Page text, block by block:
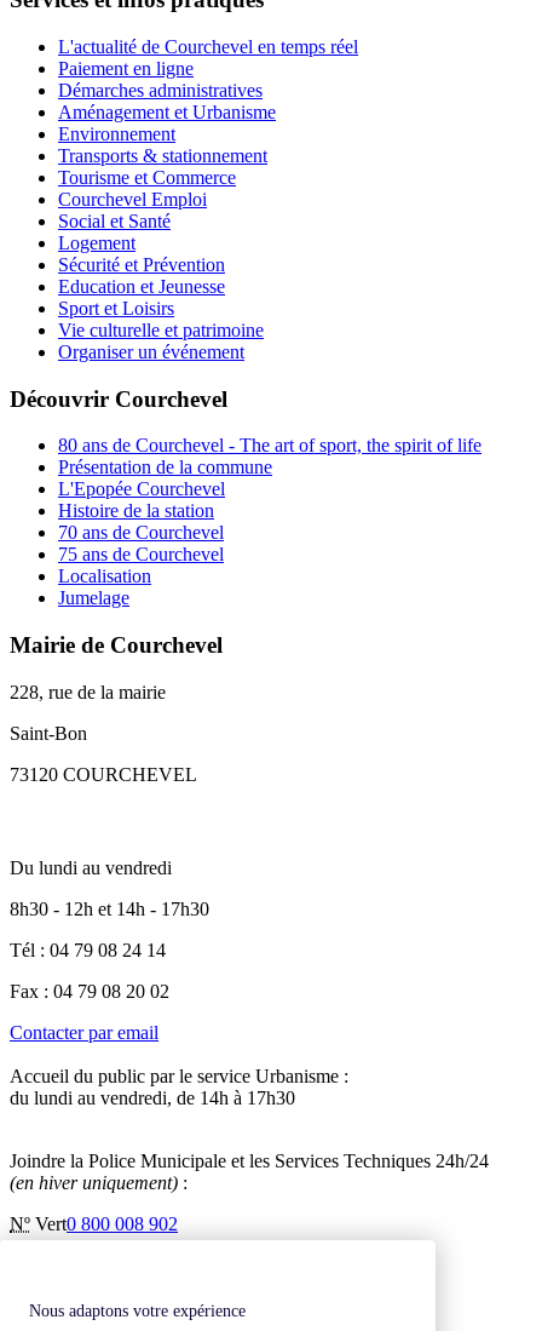
Nous adaptons votre expérience
L'actualité de Courchevel en temps réel
Paiement en ligne
Démarches administratives
Aménagement et Urbanisme
Environnement
Transports & stationnement
Tourisme et Commerce
Courchevel Emploi
Social et Santé
Logement
Sécurité et Prévention
Education et Jeunesse
Sport et Loisirs
Vie culturelle et patrimoine
Organiser un événement
Découvrir Courchevel
80 ans de Courchevel - The art of sport, the spirit of life
Présentation de la commune
L'Epopée Courchevel
Histoire de la station
70 ans de Courchevel
75 ans de Courchevel
Localisation
Jumelage
Mairie de Courchevel
228, rue de la mairie
Saint-Bon
73120 COURCHEVEL
Du lundi au vendredi
8h30 - 12h et 14h - 17h30
Tél : 04 79 08 24 14
Fax : 04 79 08 20 02
Contacter par email
Accueil du public par le service Urbanisme :
du lundi au vendredi, de 14h à 17h30
Joindre la Police Municipale et les Services Techniques 24h/24
(en hiver uniquement) :
Nº Vert0 800 008 902
Mentions légales